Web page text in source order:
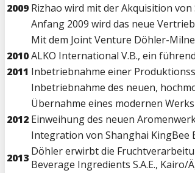
2009 Rizhao wird mit der Akquisition
Anfang 2009 wird das neue
Mit dem Joint Venture Döhler-
2010ALKO International V.B., ein
2011 Inbetriebnahme einer
Inbetriebnahme des neuen,
Übernahme eines modernen
2012 Einweihung des neuen
Integration von Shanghai KingBee
2013 Döhler erwirbt die
Beverage Ingredients S.A.E., Kairo/